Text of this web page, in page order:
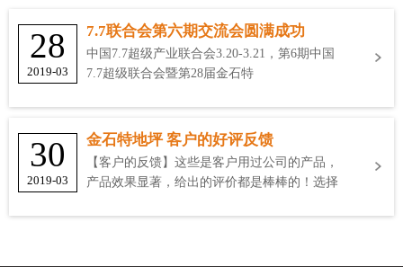
28
2019-03
7.7联合会第六期交流会圆满成功
中国7.7超级产业联合会3.20-3.21，第6期中国
7.7超级联合会暨第28届金石特
30
2019-03
金石特地坪 客户的好评反馈
【客户的反馈】这些是客户用过公司的产品，
产品效果显著，给出的评价都是棒棒的！选择